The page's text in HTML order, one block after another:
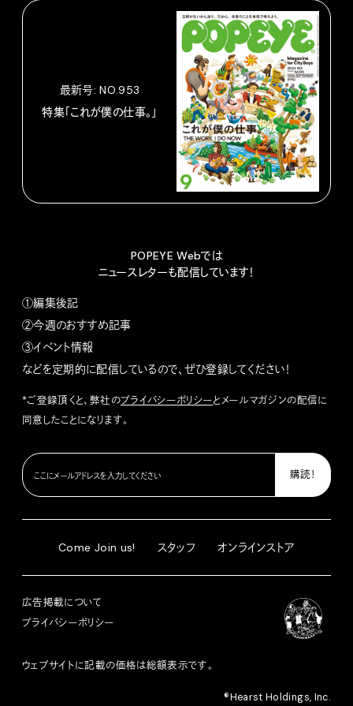
最新号: NO.953
特集「これが僕の仕事。」
POPEYE Webでは
ニュースレターも配信しています！
①編集後記
②今週のおすすめ記事
③イベント情報
などを定期的に配信しているので、ぜひ登録してください！
*ご登録頂くと、弊社のプライバシーポリシーとメールマガジンの配信に
同意したことになります。
Come Join us! スタッフ オンラインストア
広告掲載について
プライバシーポリシー
ウェブサイトに記載の価格は総額表示です。
®︎Hearst Holdings, Inc.